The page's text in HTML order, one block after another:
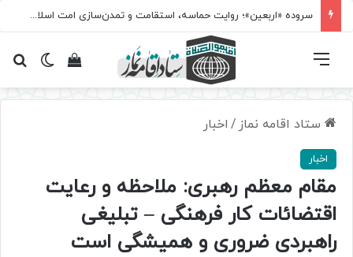
سروده‌ «اربعین»؛ روایت حماسه، استقامت و تمدن‌سازی امت اسلامی
تغییرمشاهده فهرست
ستاد اقامه نماز / اخبار
اخبار
مقام معظم رهبری: ملاحظه و رعایت
اقتضائات کار فرهنگی – تبلیغی
راهبردی ضروری و همیشگی است